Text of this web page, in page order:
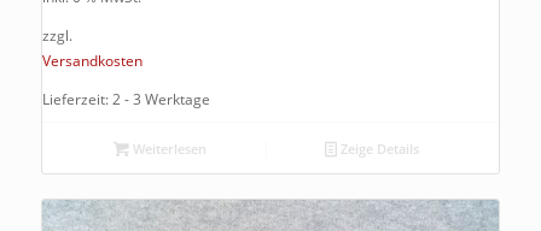
zzgl.
Versandkosten
Lieferzeit: 2 - 3 Werktage
Weiterlesen Zeige Details